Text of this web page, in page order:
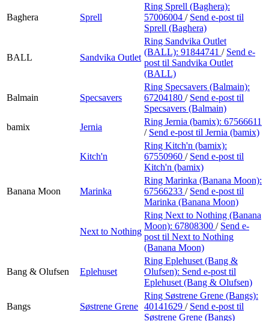
Baghera Sprell
Ring Sprell (Baghera):
57006004 / Send e-post til
Sprell (Baghera)
BALL Sandvika Outlet
Ring Sandvika Outlet
(BALL): 91844741 / Send e-
post til Sandvika Outlet
(BALL)
Balmain Specsavers
Ring Specsavers (Balmain):
67204180 / Send e-post til
Specsavers (Balmain)
bamix
Jernia
Ring Jernia (bamix): 67566611
/ Send e-post til Jernia (bamix)
Kitch'n
Ring Kitch'n (bamix):
67550960 / Send e-post til
Kitch'n (bamix)
Banana Moon Marinka
Ring Marinka (Banana Moon):
67566233 / Send e-post til
Marinka (Banana Moon)
Next to Nothing
Ring Next to Nothing (Banana
Moon): 67808300 / Send e-
post til Next to Nothing
(Banana Moon)
Bang & Olufsen Eplehuset
Ring Eplehuset (Bang &
Olufsen): Send e-post til
Eplehuset (Bang & Olufsen)
Bangs Søstrene Grene
Ring Søstrene Grene (Bangs):
40141629 / Send e-post til
Søstrene Grene (Bangs)